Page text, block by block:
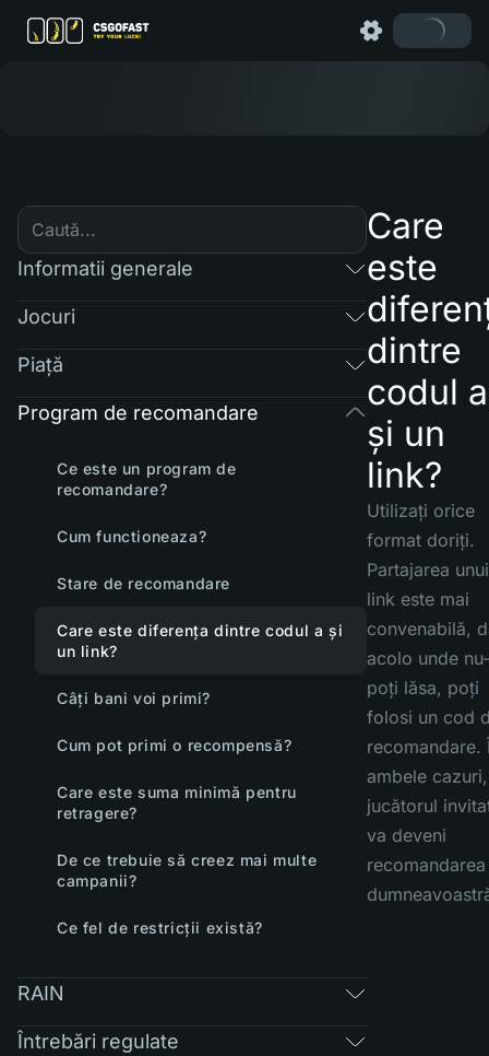
Informatii generale
Jocuri
Piaţă
Program de recomandare
Ce este un program de
recomandare?
Cum functioneaza?
Stare de recomandare
Care este diferența dintre codul a și
un link?
Câți bani voi primi?
Cum pot primi o recompensă?
Care este suma minimă pentru
retragere?
De ce trebuie să creez mai multe
campanii?
Ce fel de restricții există?
RAIN
Întrebări regulate
Care
este
dintre
codul a
și un
link?
Utilizați orice
format doriți.
Partajarea unui
link este mai
convenabilă,
acolo unde
poți lăsa, poți
folosi un cod
recomandare.
ambele cazuri,
jucătorul
va deveni
recomandarea